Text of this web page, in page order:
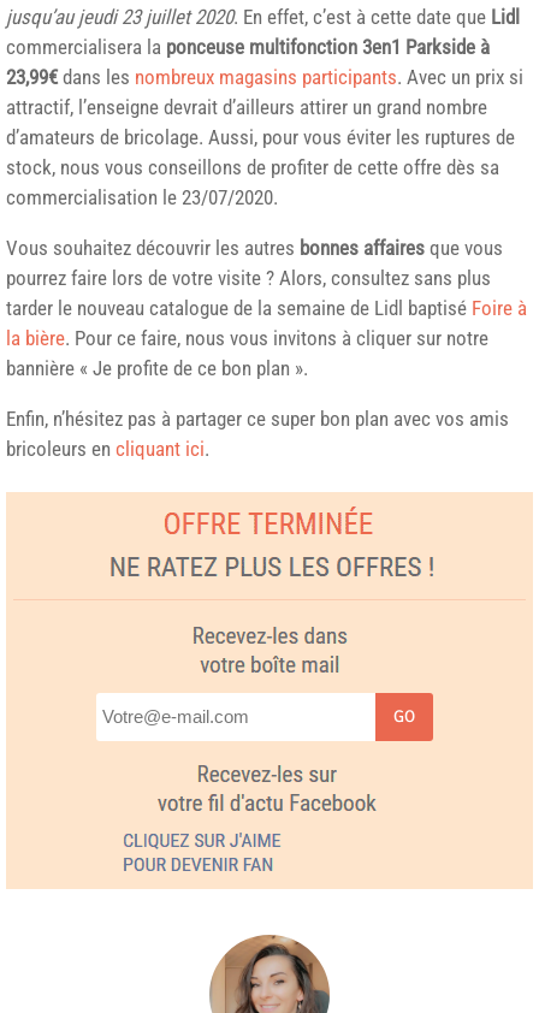
jusqu’au jeudi 23 juillet 2020. En effet, c’est à cette date que Lidl
commercialisera la ponceuse multifonction 3en1 Parkside à
23,99€ dans les nombreux magasins participants. Avec un prix si
attractif, l’enseigne devrait d’ailleurs attirer un grand nombre
d’amateurs de bricolage. Aussi, pour vous éviter les ruptures de
stock, nous vous conseillons de profiter de cette offre dès sa
commercialisation le 23/07/2020.
Vous souhaitez découvrir les autres bonnes affaires que vous
pourrez faire lors de votre visite ? Alors, consultez sans plus
tarder le nouveau catalogue de la semaine de Lidl baptisé Foire à
la bière. Pour ce faire, nous vous invitons à cliquer sur notre
bannière « Je profite de ce bon plan ».
Enfin, n’hésitez pas à partager ce super bon plan avec vos amis
bricoleurs en cliquant ici.
GO